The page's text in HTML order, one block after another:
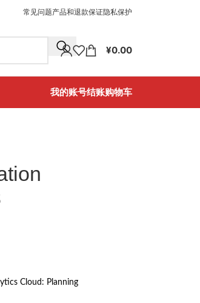
常见问题产品和退款保证隐私保护
¥0.00
我的账号结账购物车
Cloud: Planning